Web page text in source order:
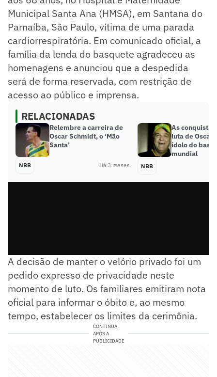
Municipal Santa Ana (HMSA), em Santana do
Parnaíba, São Paulo, vítima de uma parada
cardiorrespiratória. Em comunicado oficial, a
família da lenda do basquete agradeceu as
homenagens e anunciou que a despedida
será de forma reservada, com restrição de
acesso ao público e imprensa.
RELACIONADAS
Relembre a carreira de
Oscar Schmidt, o ‘Mão
Santa’
NBB Há 3 meses
As
luta de Oscar
ídolo do
mundial
NBB
A decisão de manter o velório privado foi um
pedido expresso de privacidade neste
momento de luto. Os familiares emitiram nota
oficial para informar o óbito e, ao mesmo
tempo, estabelecer os limites da cerimônia.
CONTINUA
APÓS A
PUBLICIDADE